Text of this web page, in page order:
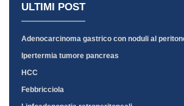
ULTIMI POST
Adenocarcinoma gastrico con noduli al
Ipertermia tumore pancreas
HCC
Febbricciola